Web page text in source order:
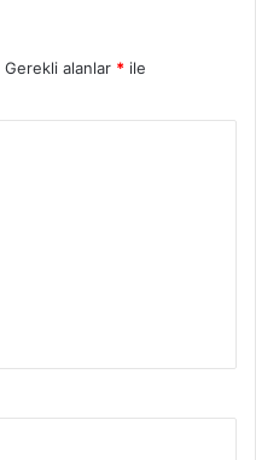
Gerekli alanlar * ile